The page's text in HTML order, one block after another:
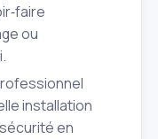
ou
installation
en